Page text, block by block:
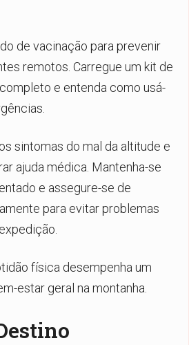
de vacinação para prevenir
remotos. Carregue um kit de
e entenda como usá-
sintomas do mal da altitude e
ajuda médica. Mantenha-se
e assegure-se de
para evitar problemas
física desempenha um
estar geral na montanha.